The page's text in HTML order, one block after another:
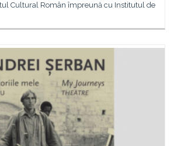
Cultural Român împreună cu Institutul de